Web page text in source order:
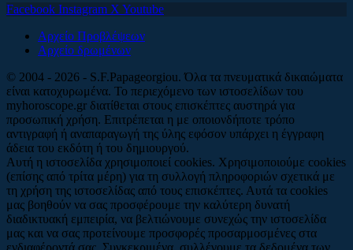
Facebook Instagram X Youtube
Αρχείο Προβλέψεων
Αρχείο δρωμένων
© 2004 - 2026 - S.F.Papageorgiou. Όλα τα πνευματικά δικαιώματα
είναι κατοχυρωμένα. Το περιεχόμενο των ιστοσελίδων του
myhoroscope.gr διατίθεται στους επισκέπτες αυστηρά για
προσωπική χρήση. Επιτρέπεται η με οποιονδήποτε τρόπο
αντιγραφή ή αναπαραγωγή της ύλης εφόσον υπάρχει η έγγραφη
άδεια του εκδότη ή του δημιουργού.
Αυτή η ιστοσελίδα χρησιμοποιεί cookies. Χρησιμοποιούμε cookies
(επίσης από τρίτα μέρη) για τη συλλογή πληροφοριών σχετικά με
τη χρήση της ιστοσελίδας από τους επισκέπτες. Αυτά τα cookies
μας βοηθούν να σας προσφέρουμε την καλύτερη δυνατή
διαδικτυακή εμπειρία, να βελτιώνουμε συνεχώς την ιστοσελίδα
μας και να σας προτείνουμε προσφορές προσαρμοσμένες στα
ενδιαφέροντά σας. Συγκεκριμένα, συλλέγουμε τα δεδομένα των